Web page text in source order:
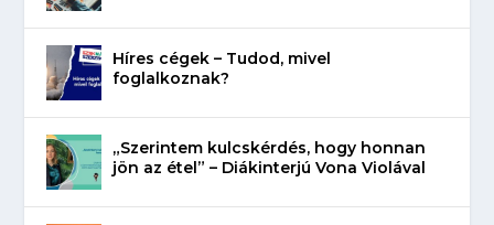
Híres cégek – Tudod, mivel
foglalkoznak?
„Szerintem kulcskérdés, hogy honnan
jön az étel” – Diákinterjú Vona Violával